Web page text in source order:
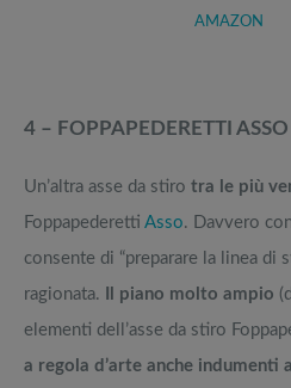
AMAZON
4 – FOPPAPEDERETTI ASSO
Un’altra asse da stiro tra le più
Foppapederetti Asso. Davvero
consente di “preparare la linea di
ragionata.
Il piano molto ampio
elementi dell’asse da stiro
a regola d’arte anche indumenti